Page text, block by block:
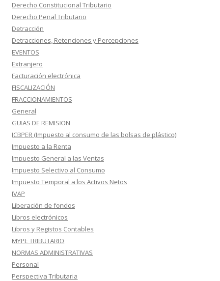
Derecho Constitucional Tributario
Derecho Penal Tributario
Detracción
Detracciones, Retenciones y Percepciones
EVENTOS
Extranjero
Facturación electrónica
FISCALIZACIÓN
FRACCIONAMIENTOS
General
GUIAS DE REMISION
ICBPER (Impuesto al consumo de las bolsas de plástico)
Impuesto a la Renta
Impuesto General a las Ventas
Impuesto Selectivo al Consumo
Impuesto Temporal a los Activos Netos
IVAP
Liberación de fondos
Libros electrónicos
Libros y Registos Contables
MYPE TRIBUTARIO
NORMAS ADMINISTRATIVAS
Personal
Perspectiva Tributaria